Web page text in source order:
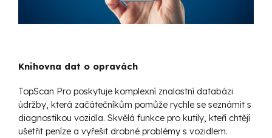
Knihovna dat o opravách
TopScan Pro poskytuje komplexní znalostní databázi
údržby, která začátečníkům pomůže rychle se seznámit s
diagnostikou vozidla. Skvělá funkce pro kutily, kteří chtějí
ušetřit peníze a vyřešit drobné problémy s vozidlem.